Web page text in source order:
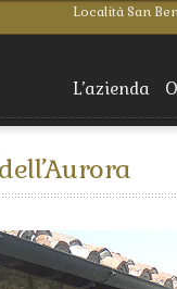
Località San
L’azienda